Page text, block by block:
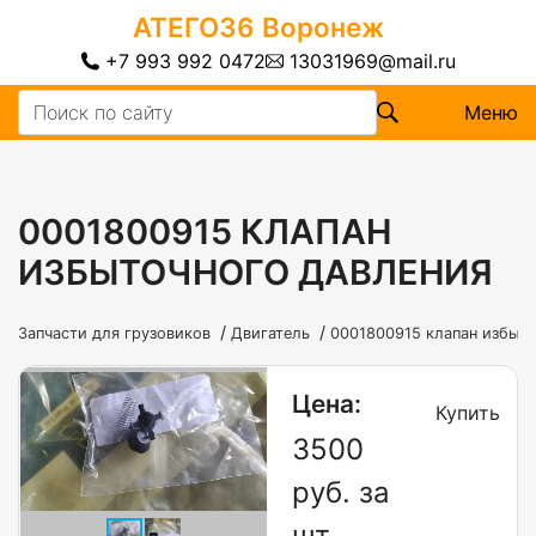
АТЕГО36 Воронеж
+7 993 992 0472 13031969@mail.ru
Меню
0001800915 КЛАПАН
ИЗБЫТОЧНОГО ДАВЛЕНИЯ
Запчасти для грузовиков / Двигатель / 0001800915 клапан
Цена:
3500
руб. за
Купить